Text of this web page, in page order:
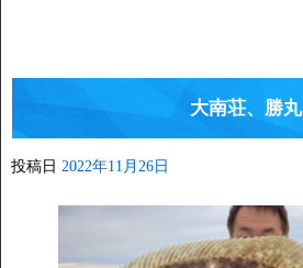
大南荘、勝丸
投稿日 2022年11月26日